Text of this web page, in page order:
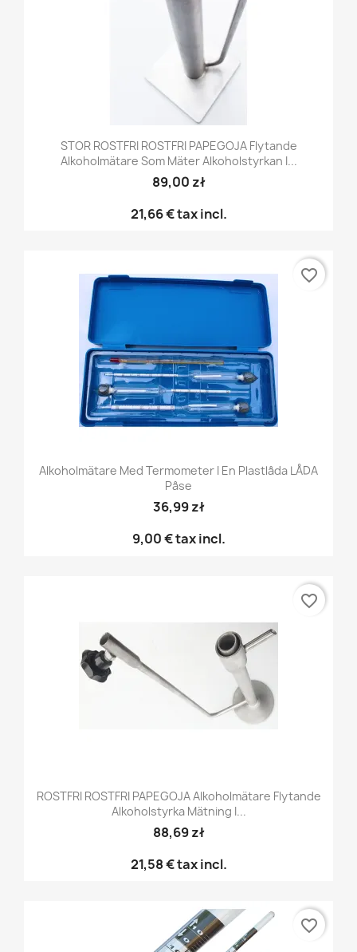
STOR ROSTFRI ROSTFRI PAPEGOJA Flytande
Alkoholmätare Som Mäter Alkoholstyrkan I...
89,00 zł
21,66 €tax incl.
Alkoholmätare Med Termometer I En Plastlåda LÅDA
Påse
36,99 zł
9,00 €tax incl.
favorite_border
ROSTFRI ROSTFRI PAPEGOJA Alkoholmätare Flytande
Alkoholstyrka Mätning I...
88,69 zł
21,58 €tax incl.
favorite_border
favorite_border